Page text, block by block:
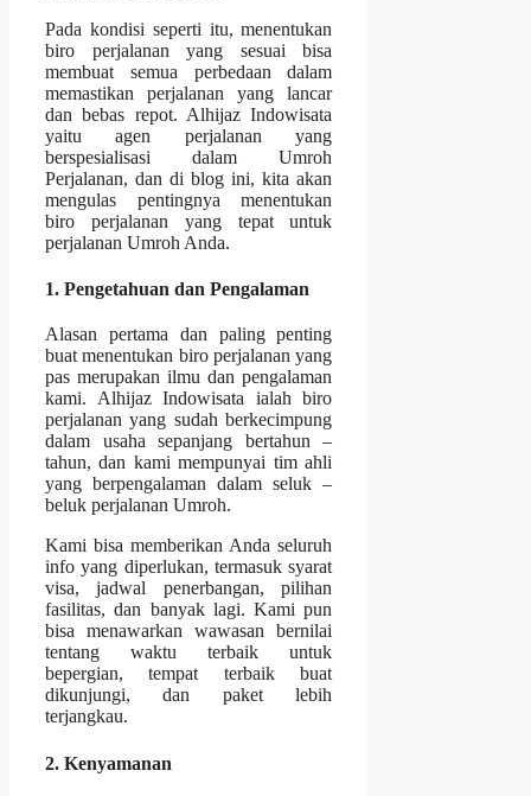
Pada kondisi seperti itu, menentukan
biro perjalanan yang sesuai bisa
membuat semua perbedaan dalam
memastikan perjalanan yang lancar
dan bebas repot. Alhijaz Indowisata
yaitu agen perjalanan yang
berspesialisasi dalam Umroh
Perjalanan, dan di blog ini, kita akan
mengulas pentingnya menentukan
biro perjalanan yang tepat untuk
perjalanan Umroh Anda.
1. Pengetahuan dan Pengalaman
Alasan pertama dan paling penting
buat menentukan biro perjalanan yang
pas merupakan ilmu dan pengalaman
kami. Alhijaz Indowisata ialah biro
perjalanan yang sudah berkecimpung
dalam usaha sepanjang bertahun –
tahun, dan kami mempunyai tim ahli
yang berpengalaman dalam seluk –
beluk perjalanan Umroh.
Kami bisa memberikan Anda seluruh
info yang diperlukan, termasuk syarat
visa, jadwal penerbangan, pilihan
fasilitas, dan banyak lagi. Kami pun
bisa menawarkan wawasan bernilai
tentang waktu terbaik untuk
bepergian, tempat terbaik buat
dikunjungi, dan paket lebih
terjangkau.
2. Kenyamanan